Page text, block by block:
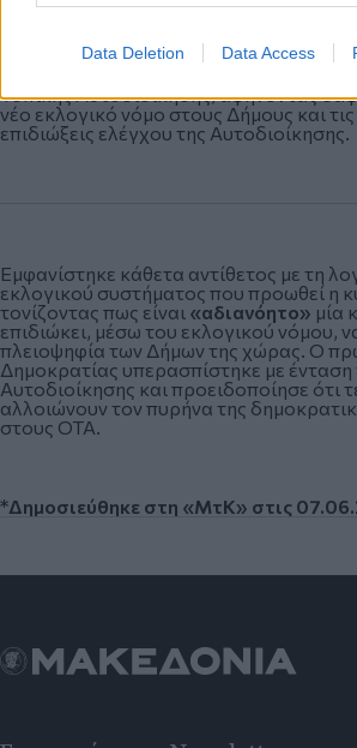
Data Deletion Data Access
Προκόπης Παυλόπουλος κατά τη
Τοπικής Αυτοδιοίκησης, αφήνοντας
νέο εκλογικό νόμο στους Δήμους και
επιδιώξεις ελέγχου της Αυτοδιοίκησης.
Εμφανίστηκε κάθετα αντίθετος με τη
εκλογικού συστήματος που προωθεί η
τονίζοντας πως είναι «αδιανόητο» μία
επιδιώκει, μέσω του εκλογικού νόμου,
πλειοψηφία των Δήμων της χώρας. Ο
Δημοκρατίας υπερασπίστηκε με ένταση
Αυτοδιοίκησης και προειδοποίησε ότι
αλλοιώνουν τον πυρήνα της
στους ΟΤΑ.
*Δημοσιεύθηκε στη «ΜτΚ» στις